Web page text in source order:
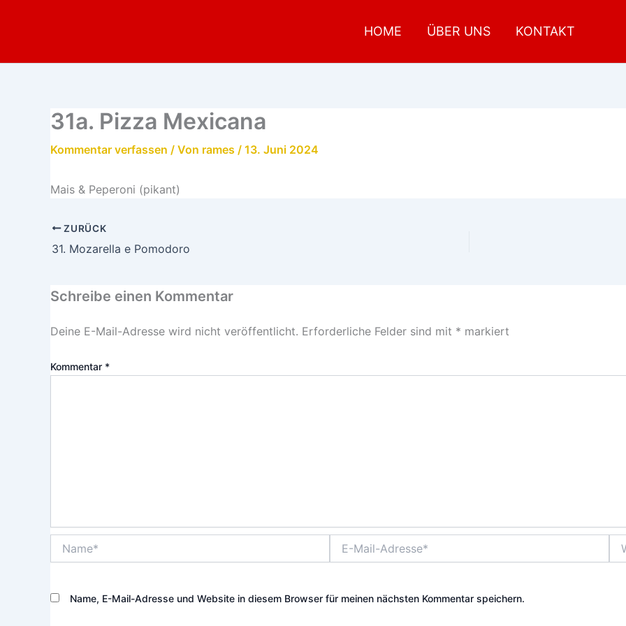
HOME ÜBER UNS KONTAKT
31a. Pizza Mexicana
Kommentar verfassen / Von rames / 13. Juni 2024
Mais & Peperoni (pikant)
ZURÜCK
31. Mozarella e Pomodoro
Schreibe einen Kommentar
Deine E-Mail-Adresse wird nicht veröffentlicht. Erforderliche Felder sind mit * markiert
Kommentar *
Mail-
Name, E-Mail-Adresse und Website in diesem Browser für meinen nächsten Kommentar speichern.